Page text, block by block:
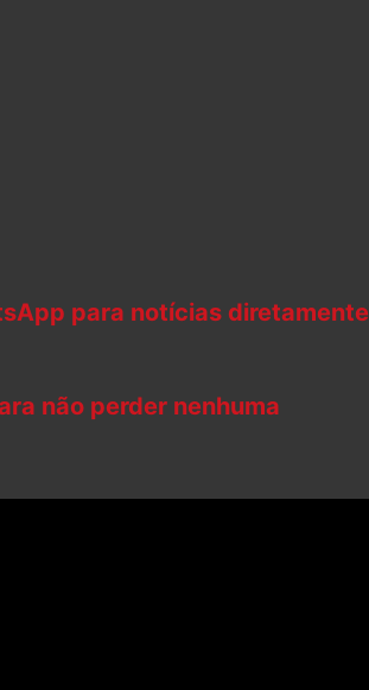
para notícias diretamente
não perder nenhuma